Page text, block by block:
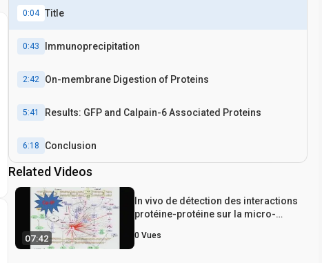
0:04 Title
0:43 Immunoprecipitation
2:42 On-membrane Digestion of Proteins
5:41 Results: GFP and Calpain-6 Associated Proteins
6:18 Conclusion
Related Videos
07:42
In vivo de détection des interactions
protéine-protéine sur la micro-
0 Vues